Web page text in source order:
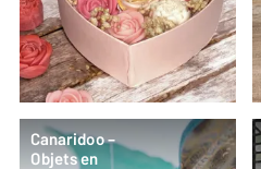
Canaridoo –
Objets en